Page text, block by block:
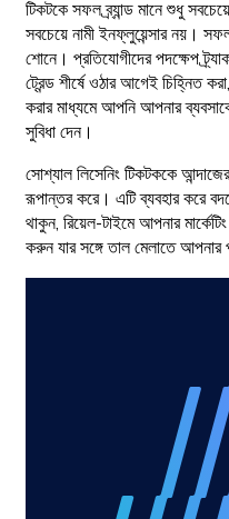
টিকটকে সফল ব্র্যান্ড মানে শুধু
সবচেয়ে নামী ইনফ্লুয়েন্সার নয়।
শোনে। প্রতিযোগীদের পদক্ষেপ
ট্রেন্ড শীর্ষে ওঠার আগেই চিহ্নিত
করার মাধ্যমে আপনি আপনার
সুবিধা দেন।
সোশ্যাল লিসেনিং টিকটককে
রূপান্তর করে। এটি ব্যবহার করে
থাকুন, রিয়েল-টাইমে আপনার
করুন যার সঙ্গে তাল মেলাতে আপনার